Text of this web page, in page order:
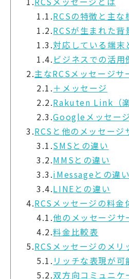
1.1.RCSの特徴と主な
1.2.RCSが生まれた背
1.3.対応している端末
1.4. ビジネスでの活用
2.主なRCSメッセージサ
2.1.＋メッセージ
2.2.Rakuten Link（楽
2.3.Googleメッセージ
3.RCSと他のメッセージ
3.1.SMSとの違い
3.2.MMSとの違い
3.3.iMessageとの違い
3.4.LINEとの違い
4.RCSメッセージの料金
4.1.他のメッセージサ
4.2.料金比較表
5.RCSメッセージのメリ
5.1. リッチな表現が可
5.2.双方向コミュニケ